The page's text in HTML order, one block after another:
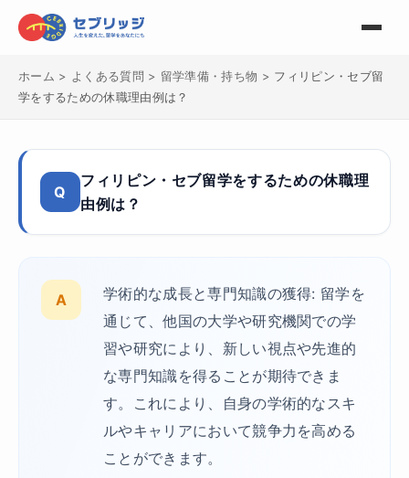
ホーム > よくある質問 > 留学準備・持ち物 > フィリピン・セブ留
学をするための休職理由例は？
Q
フィリピン・セブ留学をするための休職理
由例は？
A
学術的な成長と専門知識の獲得: 留学を
通じて、他国の大学や研究機関での学
習や研究により、新しい視点や先進的
な専門知識を得ることが期待できま
す。これにより、自身の学術的なスキ
ルやキャリアにおいて競争力を高める
ことができます。